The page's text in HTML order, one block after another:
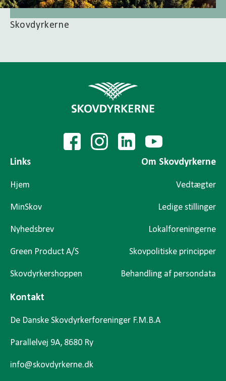
Skovdyrkerne
Links
Hjem
MinSkov
Nyhedsbrev
Green Product A/S
Skovdyrkershoppen
Om Skovdyrkerne
Vedtægter
Ledige stillinger
Lokalforeningerne
Skovpolitiske principper
Behandling af persondata
Kontakt
De Danske Skovdyrkerforeninger F.M.B.A
Parallelvej 9A, 8680 Ry
info@skovdyrkerne.dk